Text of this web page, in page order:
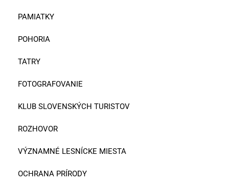
PAMIATKY
POHORIA
TATRY
FOTOGRAFOVANIE
KLUB SLOVENSKÝCH TURISTOV
ROZHOVOR
VÝZNAMNÉ LESNÍCKE MIESTA
OCHRANA PRÍRODY